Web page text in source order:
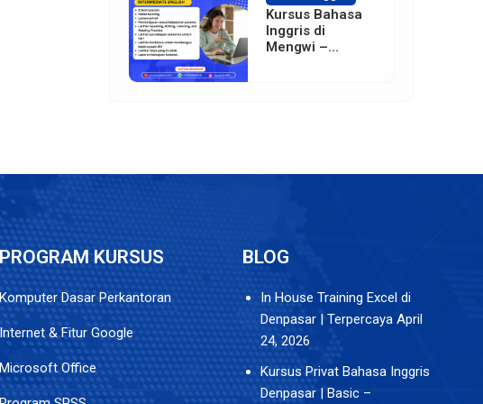
Kursus Bahasa
Inggris di
Mengwi –
PROGRAM KURSUS
Komputer Dasar Perkantoran
Internet & Fitur Google
Microsoft Office
BLOG
In House Training Excel di
Denpasar | Terpercaya April
24, 2026
Kursus Privat Bahasa Inggris
Denpasar | Basic –